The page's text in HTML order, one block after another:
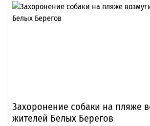
Захоронение собаки на пляже
жителей Белых Берегов